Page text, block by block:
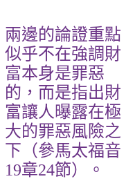
兩邊的論證重點
似乎不在強調財
富本身是罪惡
的，而是指出財
富讓人曝露在極
大的罪惡風險之
下（參馬太福音
19章24節）。